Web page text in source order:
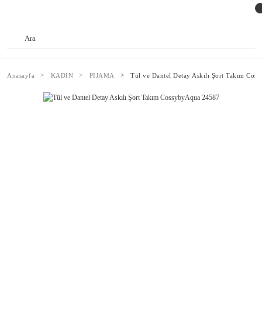
Anasayfa KADIN PİJAMA Tül ve Dantel Detay Askılı Şort Takım